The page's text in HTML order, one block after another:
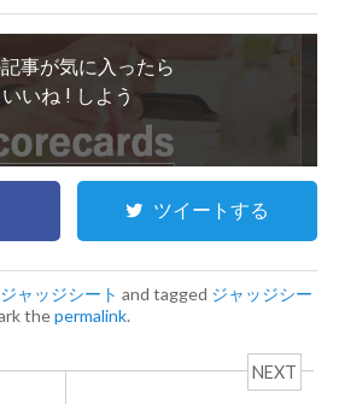
事が気に入ったら
いいね ! しよう
ツイートする
ジャッジシート and tagged ジャッジシー
thepermalink.
NEXT